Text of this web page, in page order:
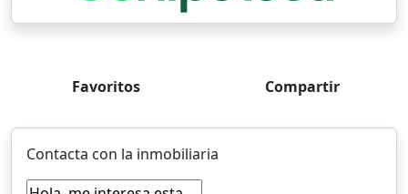
Favoritos Compartir
Contacta con la inmobiliaria